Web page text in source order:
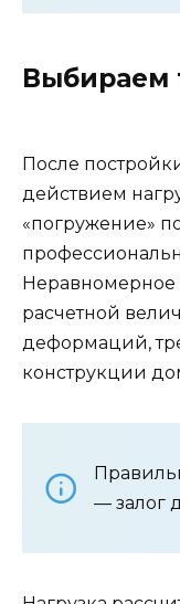
Выбираем
После
действием
«погружение»
расчетной
деформаций,
конструкции
— залог